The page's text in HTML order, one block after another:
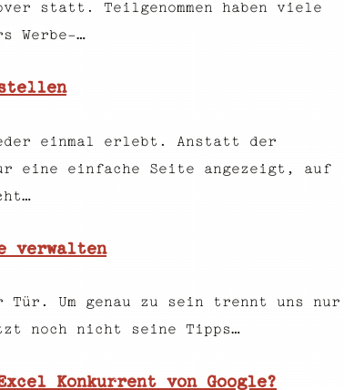
statt. Teilgenommen haben viele
Werbe-…
einmal erlebt. Anstatt der
eine einfache Seite angezeigt, auf
verwalten
Tür. Um genau zu sein trennt uns nur
noch nicht seine Tipps…
Konkurrent von Google?